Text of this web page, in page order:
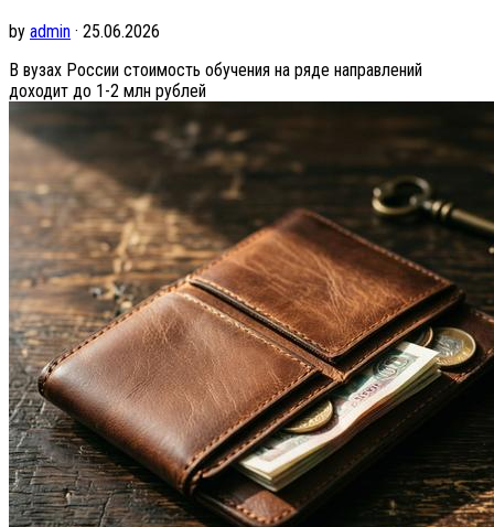
by admin · 25.06.2026
В вузах России стоимость обучения на ряде направлений
доходит до 1-2 млн рублей